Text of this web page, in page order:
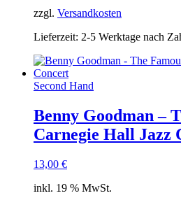
zzgl. Versandkosten
Lieferzeit: 2-5 Werktage nach
Second Hand
Benny Goodman –
Carnegie Hall Jazz
13,00 €
inkl. 19 % MwSt.